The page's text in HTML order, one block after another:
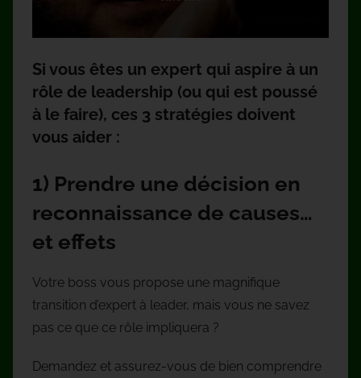
Si vous êtes un expert qui aspire à un
rôle de leadership (ou qui est poussé
à le faire), ces 3 stratégies doivent
vous aider :
1) Prendre une décision en
reconnaissance de causes…
et effets
Votre boss vous propose une magnifique
transition d’expert à leader, mais vous ne savez
pas ce que ce rôle impliquera ?
Demandez et assurez-vous de bien comprendre